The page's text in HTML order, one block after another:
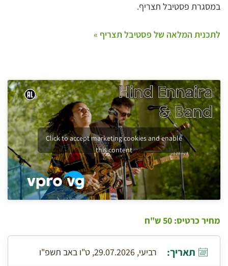
במסגרת פסטיבל תצריף.
לתכנית המלאה של פסטיבל תצריף »
Click to accept marketing cookies and enable
this content
מחיר כרטיס: 50 ש"ח
תאריך: רביעי, 29.07.2026, ט"ו באב תשפ"ו